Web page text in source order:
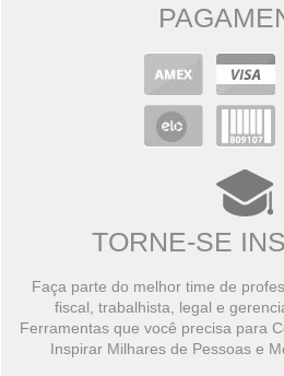
TORNE-SE
Faça parte do melhor time de
fiscal, trabalhista, legal e
Ferramentas que você precisa para
Inspirar Milhares de Pessoas e